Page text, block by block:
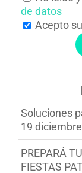
de datos
Acepto
Soluciones
19
PREPARÁ
FIESTAS